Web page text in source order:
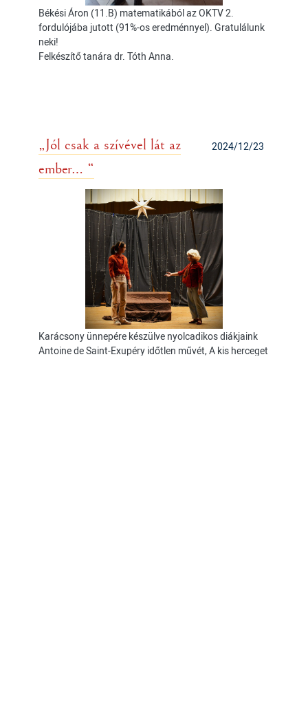
Békési Áron (11.B) matematikából az OKTV 2.
fordulójába jutott (91%-os eredménnyel). Gratulálunk
neki!
Felkészítő tanára dr. Tóth Anna.
2024/12/23
„Jól csak a szívével lát az
ember… “
Karácsony ünnepére készülve nyolcadikos diákjaink
Antoine de Saint-Exupéry időtlen művét, A kis herceget